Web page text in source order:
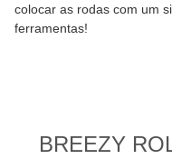
colocar as rodas com um
ferramentas!
BREEZY